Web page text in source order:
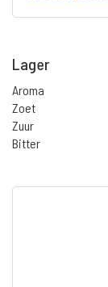
Lager
Aroma
Zoet
Zuur
Bitter